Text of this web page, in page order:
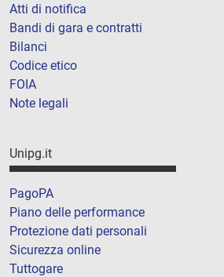
Atti di notifica
Bandi di gara e contratti
Bilanci
Codice etico
FOIA
Note legali
Unipg.it
PagoPA
Piano delle performance
Protezione dati personali
Sicurezza online
Tuttogare